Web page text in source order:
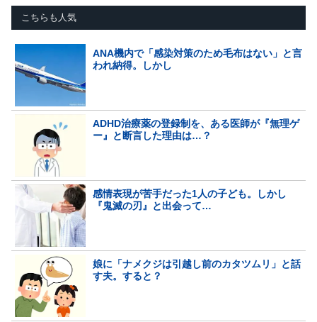
こちらも人気
ANA機内で「感染対策のため毛布はない」と言
われ納得。しかし
ADHD治療薬の登録制を、ある医師が『無理ゲ
ー』と断言した理由は…？
感情表現が苦手だった1人の子ども。しかし
『鬼滅の刃』と出会って…
娘に「ナメクジは引越し前のカタツムリ」と話
す夫。すると？